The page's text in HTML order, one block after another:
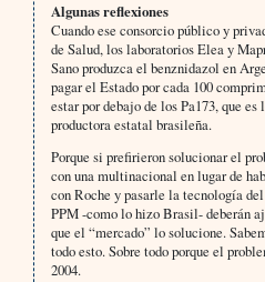
Algunas reflexiones
Cuando ese consorcio público y
de Salud, los laboratorios Elea y
Sano produzca el benznidazol en
pagar el Estado por cada 100
estar por debajo de los Pa173, que
productora estatal brasileña.
Porque si prefirieron solucionar el
con una multinacional en lugar de
con Roche y pasarle la tecnología
PPM -como lo hizo Brasil- deberán
que el “mercado” lo solucione.
todo esto. Sobre todo porque el
2004.